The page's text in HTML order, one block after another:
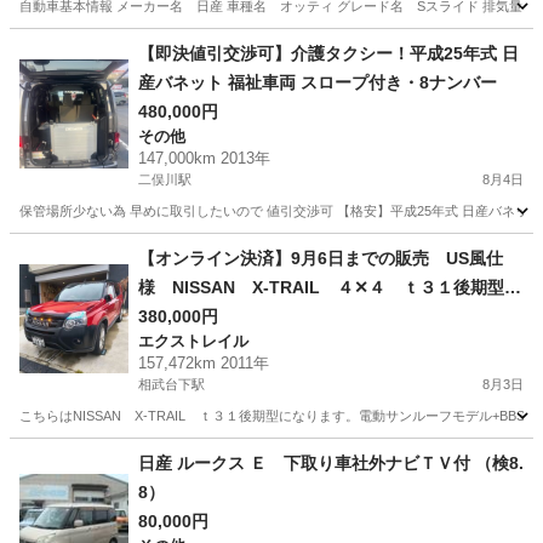
自動車基本情報 メーカー名 日産 車種名 オッティ グレード名 Sスライド 排気
辻堂駅 オッティ
【即決値引交渉可】介護タクシー！平成25年式 日
産バネット 福祉車両 スロープ付き・8ナンバー
480,000円
その他
147,000km 2013年
二俣川駅 8月4日
保管場所少ない為 早めに取引したいので 値引交渉可 【格安】平成25年式 日産バネッ
二俣川駅 その他
【オンライン決済】9月6日までの販売 US風仕
様 NISSAN X-TRAIL ４✕４ ｔ３１後期型
サンルーフモデル+BBSスタッドレス+その他おま
け付き 値下げしました!!
380,000円
エクストレイル
157,472km 2011年
相武台下駅 8月3日
こちらはNISSAN X-TRAIL ｔ３１後期型になります。電動サンルーフモデル+BBS
相武台下駅 エクストレイル 走行距離
日産 ルークス Ｅ 下取り車社外ナビＴＶ付 （検8.
8）
80,000円